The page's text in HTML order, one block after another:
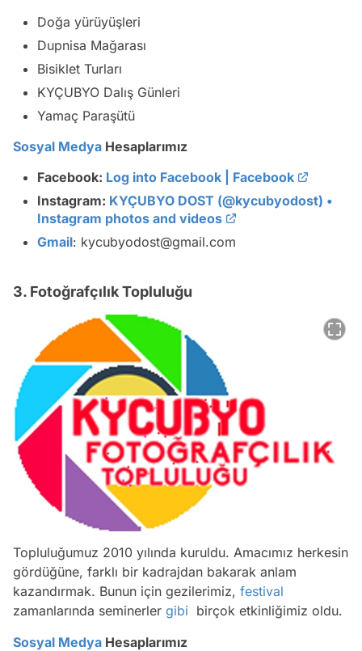
Doğa yürüyüşleri
Dupnisa Mağarası
Bisiklet Turları
KYÇUBYO Dalış Günleri
Yamaç Paraşütü
Sosyal Medya Hesaplarımız
Facebook: Log into Facebook | Facebook
Instagram: KYÇUBYO DOST (@kycubyodost) •
Instagram photos and videos
Gmail: kycubyodost@gmail.com
3. Fotoğrafçılık Topluluğu
Topluluğumuz 2010 yılında kuruldu. Amacımız herkesin
gördüğüne, farklı bir kadrajdan bakarak anlam
kazandırmak. Bunun için gezilerimiz, festival
zamanlarında seminerler gibi birçok etkinliğimiz oldu.
Sosyal Medya Hesaplarımız